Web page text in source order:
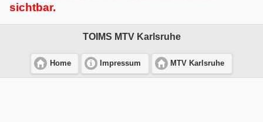
sichtbar.
TOIMS MTV Karlsruhe
Home Impressum MTV Karlsruhe